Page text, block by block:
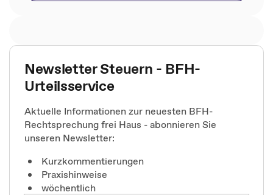
Newsletter Steuern - BFH-
Urteilsservice
Aktuelle Informationen zur neuesten BFH-
Rechtsprechung frei Haus - abonnieren Sie
unseren Newsletter:
Kurzkommentierungen
Praxishinweise
wöchentlich